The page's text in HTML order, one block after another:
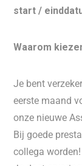
start /
Waarom
Je bent
eerste maand
onze nieuwe
Bij goede
collega worden!